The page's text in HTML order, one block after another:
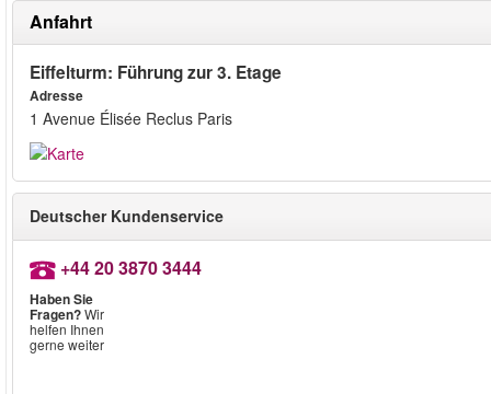
Anfahrt
Eiffelturm: Führung zur 3. Etage
Adresse
1 Avenue Élisée Reclus Paris
Deutscher Kundenservice
+44 20 3870 3444
Haben Sie
Fragen?Wir
helfen Ihnen
gerne weiter